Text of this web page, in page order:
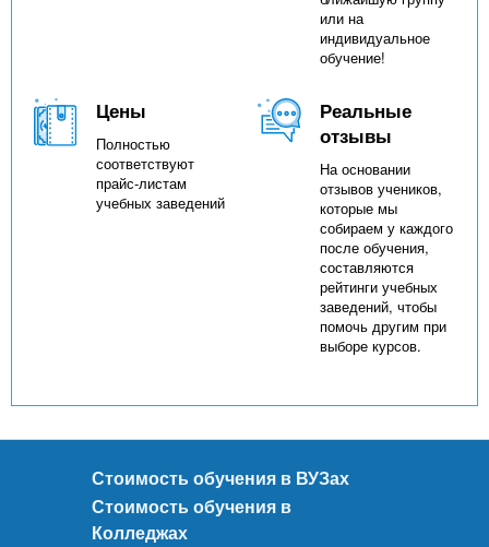
или на
индивидуальное
обучение!
Цены
Полностью
соответствуют
прайс-листам
учебных заведений
Реальные
отзывы
На основании
отзывов учеников,
которые мы
собираем у каждого
после обучения,
составляются
рейтинги учебных
заведений, чтобы
помочь другим при
выборе курсов.
Стоимость обучения в ВУЗах
Стоимость обучения в
Колледжах